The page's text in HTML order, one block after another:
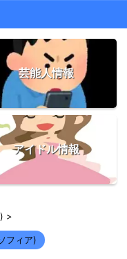
芸能人情報
アイドル情報
>
フィア)